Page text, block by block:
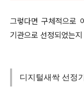
그렇다면 구체적으로
기관으로 선정되었는
디지털새싹 선정